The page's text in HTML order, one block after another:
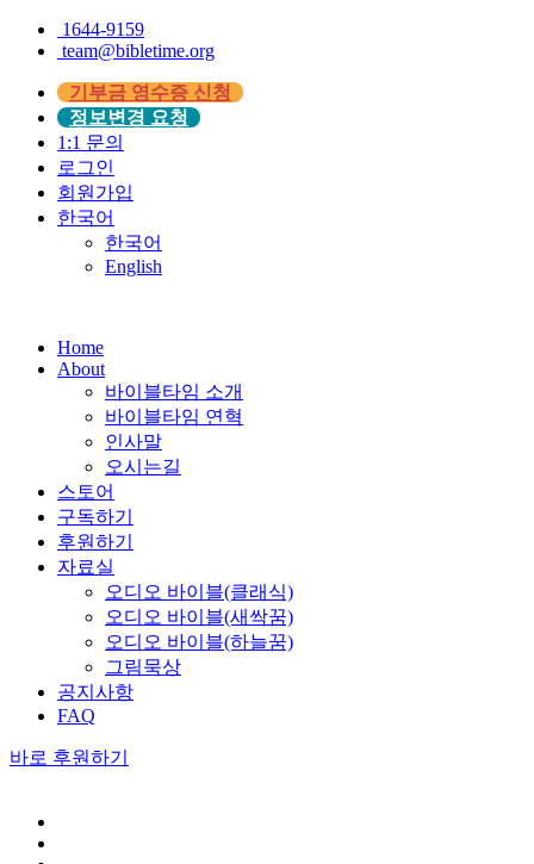
1644-9159
team@bibletime.org
기부금 영수증 신청
정보변경 요청
1:1 문의
로그인
회원가입
한국어
한국어
English
Home
About
바이블타임 소개
바이블타임 연혁
인사말
오시는길
스토어
구독하기
후원하기
자료실
오디오 바이블(클래식)
오디오 바이블(새싹꿈)
오디오 바이블(하늘꿈)
그림묵상
공지사항
FAQ
바로 후원하기